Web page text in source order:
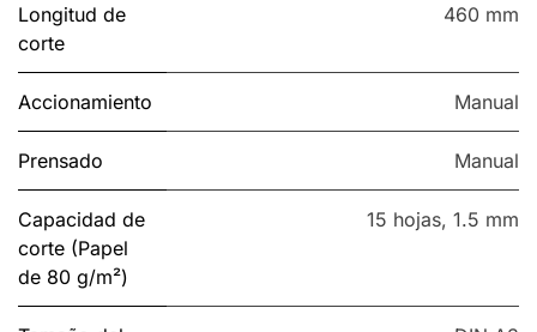
Longitud de
corte
460 mm
Accionamiento Manual
Prensado Manual
Capacidad de
corte (Papel
de 80 g/m²)
15 hojas, 1.5 mm